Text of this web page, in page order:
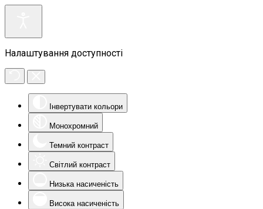
Налаштування доступності
Інвертувати кольори
Монохромний
Темний контраст
Світлий контраст
Низька насиченість
Висока насиченість